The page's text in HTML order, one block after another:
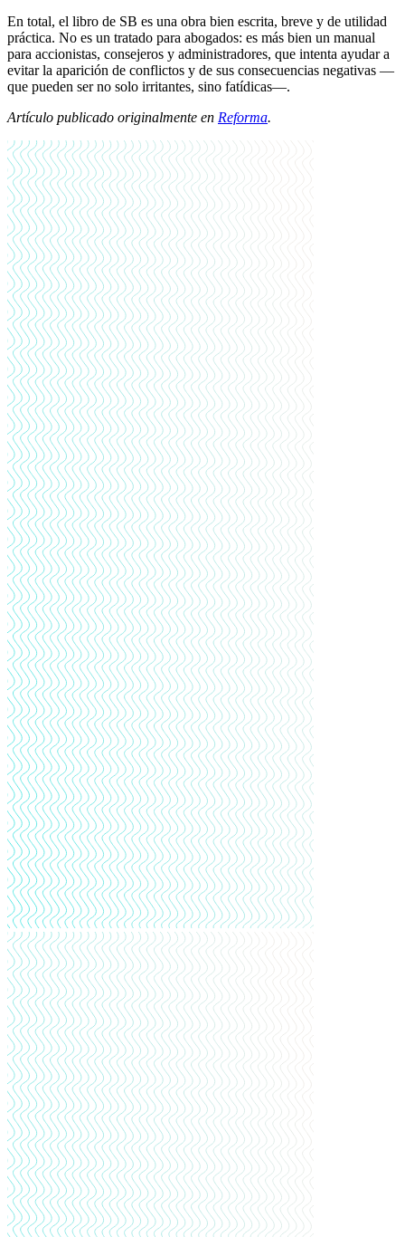
En total, el libro de SB es una obra bien escrita, breve y de utilidad
práctica. No es un tratado para abogados: es más bien un manual
para accionistas, consejeros y administradores, que intenta ayudar a
evitar la aparición de conflictos y de sus consecuencias negativas —
que pueden ser no solo irritantes, sino fatídicas—.
Artículo publicado originalmente en Reforma.